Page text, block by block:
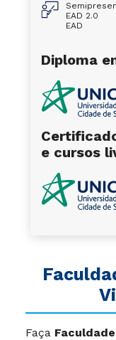
Faça
EAD 2.0
EAD
Diploma
e cursos